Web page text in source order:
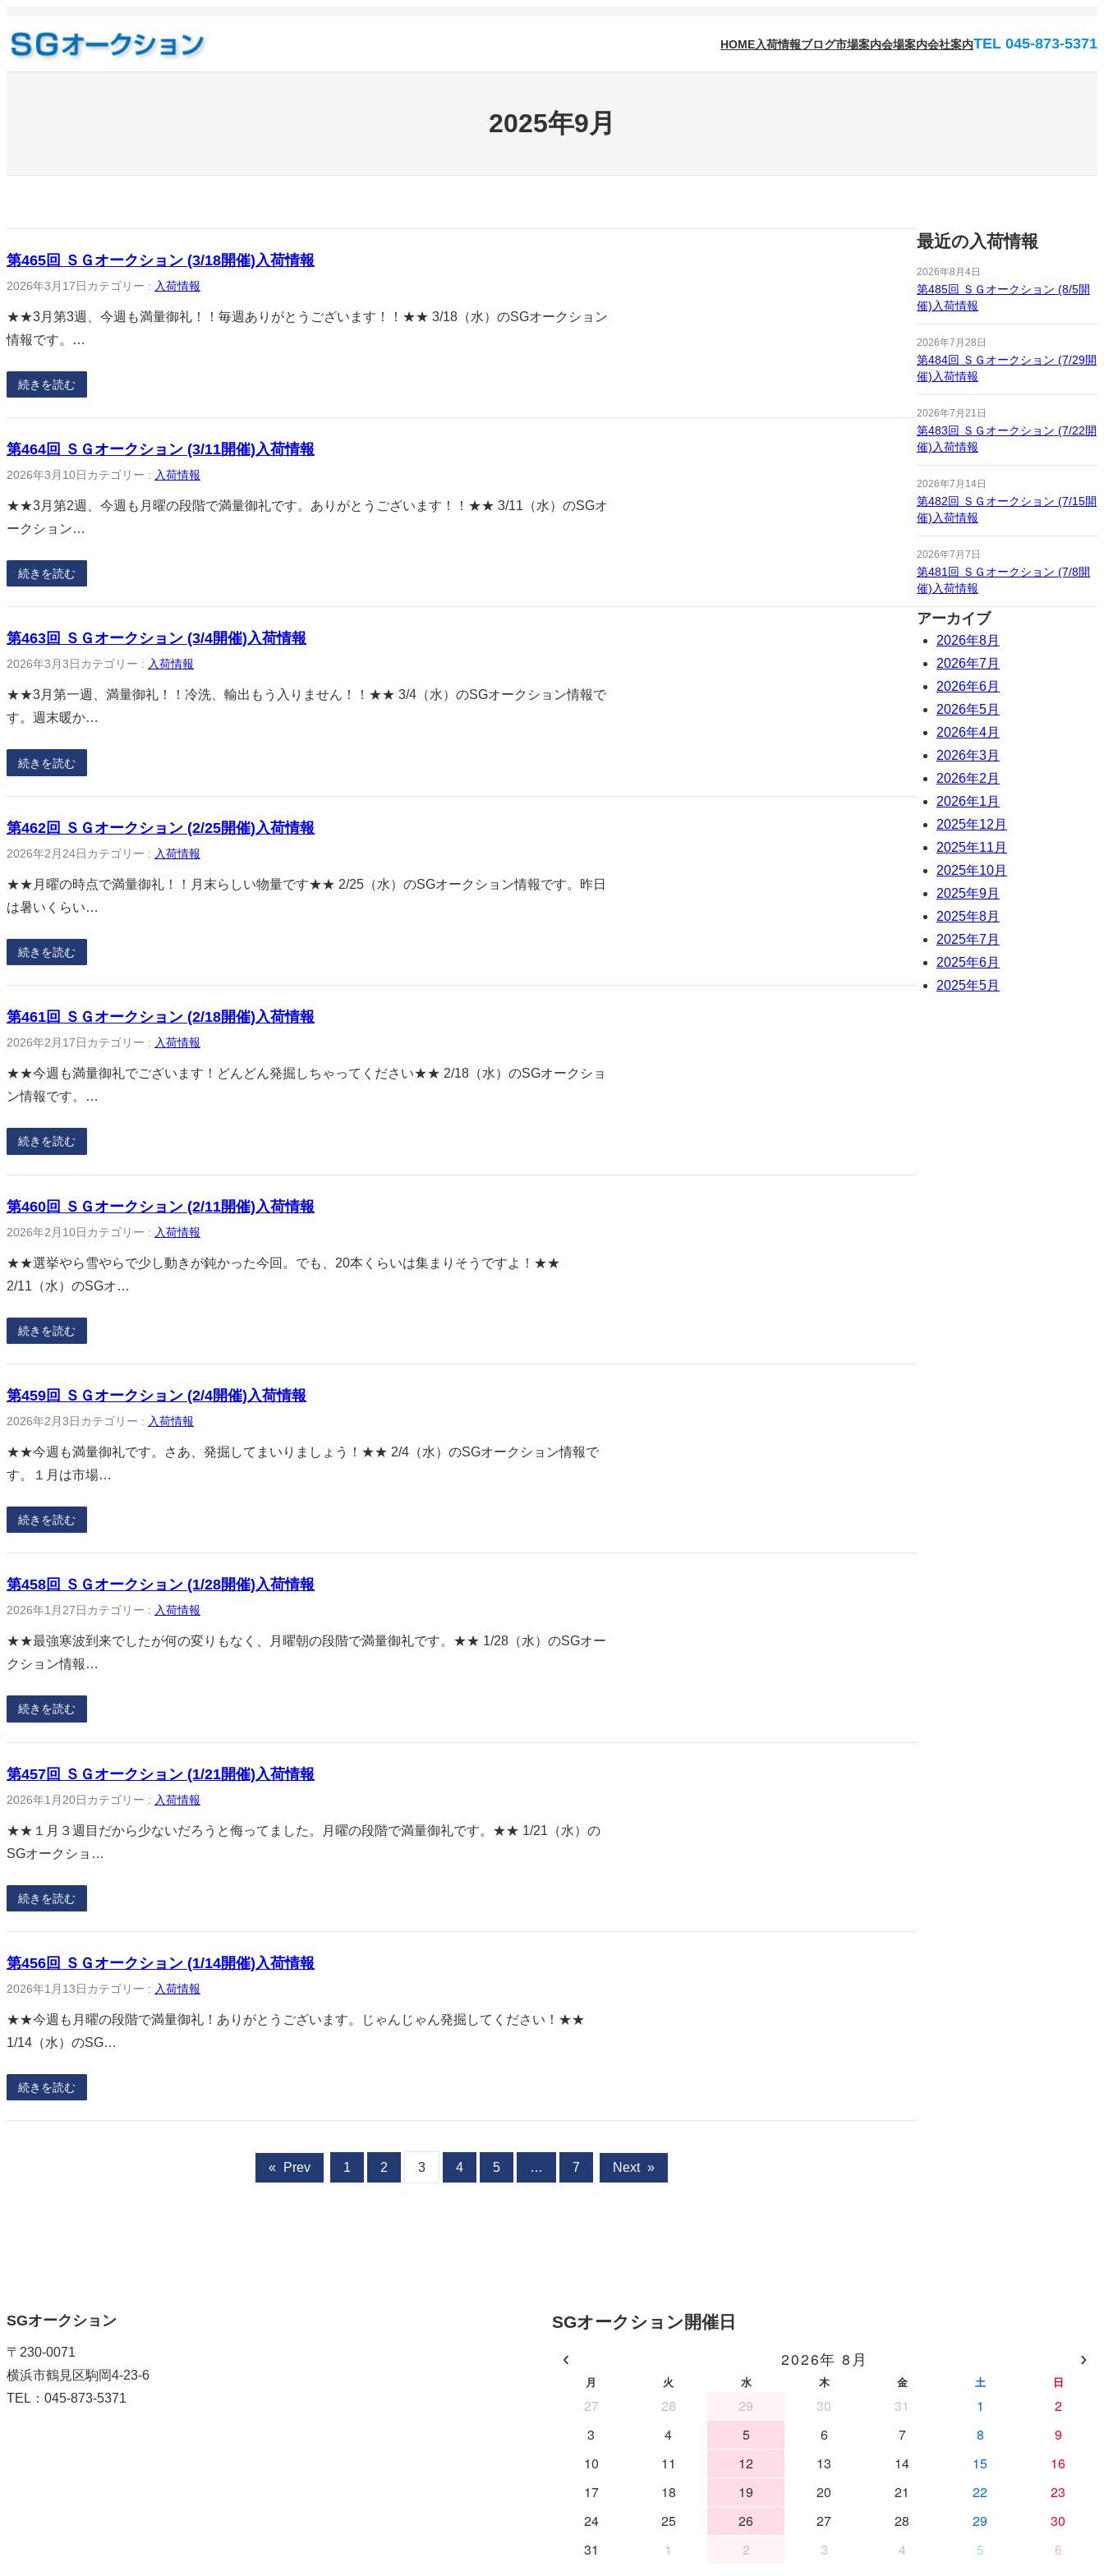
容
HOME入荷情報ブログ市場案内会場案内会社案内TEL 045-873-5371
2025年9月
第465回 ＳＧオークション (3/18開催)入荷情報
2026年3月17日 カテゴリー : 入荷情報
★★3月第3週、今週も満量御礼！！毎週ありがとうございます！！★★ 3/18（水）のSGオークション
情報です。…
続きを読む
第464回 ＳＧオークション (3/11開催)入荷情報
2026年3月10日 カテゴリー : 入荷情報
★★3月第2週、今週も月曜の段階で満量御礼です。ありがとうございます！！★★ 3/11（水）のSGオ
ークション…
続きを読む
第463回 ＳＧオークション (3/4開催)入荷情報
2026年3月3日 カテゴリー : 入荷情報
★★3月第一週、満量御礼！！冷洗、輸出もう入りません！！★★ 3/4（水）のSGオークション情報で
す。週末暖か…
続きを読む
第462回 ＳＧオークション (2/25開催)入荷情報
2026年2月24日 カテゴリー : 入荷情報
★★月曜の時点で満量御礼！！月末らしい物量です★★ 2/25（水）のSGオークション情報です。昨日
は暑いくらい…
続きを読む
第461回 ＳＧオークション (2/18開催)入荷情報
2026年2月17日 カテゴリー : 入荷情報
★★今週も満量御礼でございます！どんどん発掘しちゃってください★★ 2/18（水）のSGオークショ
ン情報です。…
続きを読む
第460回 ＳＧオークション (2/11開催)入荷情報
2026年2月10日 カテゴリー : 入荷情報
★★選挙やら雪やらで少し動きが鈍かった今回。でも、20本くらいは集まりそうですよ！★★
2/11（水）のSGオ…
続きを読む
第459回 ＳＧオークション (2/4開催)入荷情報
2026年2月3日 カテゴリー : 入荷情報
★★今週も満量御礼です。さあ、発掘してまいりましょう！★★ 2/4（水）のSGオークション情報で
す。１月は市場…
続きを読む
第458回 ＳＧオークション (1/28開催)入荷情報
2026年1月27日 カテゴリー : 入荷情報
★★最強寒波到来でしたが何の変りもなく、月曜朝の段階で満量御礼です。★★ 1/28（水）のSGオー
クション情報…
続きを読む
第457回 ＳＧオークション (1/21開催)入荷情報
2026年1月20日 カテゴリー : 入荷情報
★★１月３週目だから少ないだろうと侮ってました。月曜の段階で満量御礼です。★★ 1/21（水）の
SGオークショ…
続きを読む
第456回 ＳＧオークション (1/14開催)入荷情報
2026年1月13日 カテゴリー : 入荷情報
★★今週も月曜の段階で満量御礼！ありがとうございます。じゃんじゃん発掘してください！★★
1/14（水）のSG…
続きを読む
« Prev 1 2 3 4 5 … 7 Next »
最近の入荷情報
2026年8月4日
第485回 ＳＧオークション (8/5開
催)入荷情報
2026年7月28日
第484回 ＳＧオークション (7/29開
催)入荷情報
2026年7月21日
第483回 ＳＧオークション (7/22開
催)入荷情報
2026年7月14日
第482回 ＳＧオークション (7/15開
催)入荷情報
2026年7月7日
第481回 ＳＧオークション (7/8開
催)入荷情報
アーカイブ
2026年8月
2026年7月
2026年6月
2026年5月
2026年4月
2026年3月
2026年2月
2026年1月
2025年12月
2025年11月
2025年10月
2025年9月
2025年8月
2025年7月
2025年6月
2025年5月
SGオークション
〒230-0071
横浜市鶴見区駒岡4-23-6
TEL：045-873-5371
SGオークション開催日
‹ 2026年 8月 ›
月 火 水 木 金 土 日
27 28 29 30 31 1
2
3
4 5 6 7 8
9
10
11 12 13 14 15
16
17
18 19 20 21 22
23
24
25 26 27 28 29
30
31
1 2 3 4 5 6